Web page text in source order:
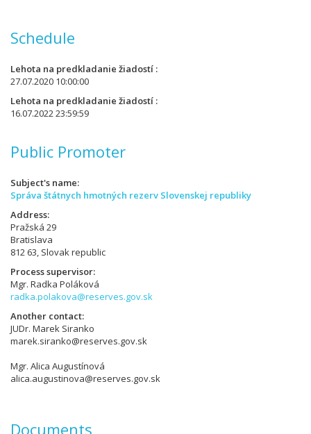
Schedule
Lehota na predkladanie žiadostí
27.07.2020 10:00:00
Lehota na predkladanie žiadostí
16.07.2022 23:59:59
Public Promoter
Subject's name
Správa štátnych hmotných rezerv Slovenskej republiky
Address
Pražská 29
Bratislava
812 63, Slovak republic
Process supervisor
Mgr. Radka Poláková
radka.polakova@reserves.gov.sk
Another contact
JUDr. Marek Siranko
marek.siranko@reserves.gov.sk
Mgr. Alica Augustínová
alica.augustinova@reserves.gov.sk
Documents